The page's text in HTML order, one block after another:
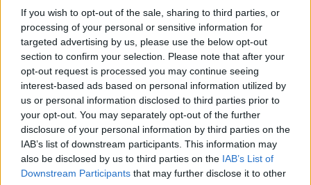
If you wish to opt-out of the sale, sharing to third parties, or
processing of your personal or sensitive information for
targeted advertising by us, please use the below opt-out
section to confirm your selection. Please note that after your
opt-out request is processed you may continue seeing
interest-based ads based on personal information utilized by
us or personal information disclosed to third parties prior to
your opt-out. You may separately opt-out of the further
disclosure of your personal information by third parties on the
IAB’s list of downstream participants. This information may
also be disclosed by us to third parties on the IAB’s List of
Downstream Participants that may further disclose it to other
Majka ügyvédje a romániai
telefonszámról érkezett
fenyegetés miatt
Székely Sport
Egy újonc jelentkezett, több
átsorolás a Csík körzeti
focibajnokság új idényében